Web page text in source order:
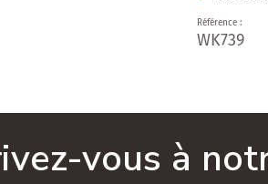
Day
Référence :
SKU:
WK739
vous à